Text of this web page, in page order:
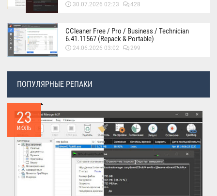
30.07.2026 02:23 428
CCleaner Free / Pro / Business / Technician
6.41.11567 (Repack & Portable)
24.06.2026 03:02 299
ПОПУЛЯРНЫЕ РЕПАКИ
23
ИЮЛЬ